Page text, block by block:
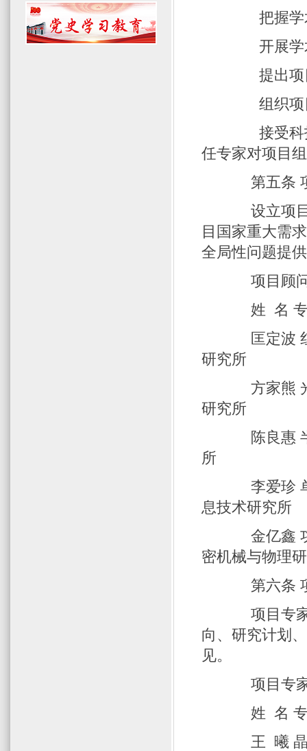
把握学术
开展学术
提出项目
组织项目
接受科技
任专家对项目
第五条
设立项目
目国家重大需
全局性问题提
项目顾问
姓 名
匡定波
研究所
方家熊
研究所
陈良惠
所
李爱珍
息技术研究
金亿鑫
密机械与物理
第六条
项目专家
向、研究计划
见。
项目专家
姓
王 曦